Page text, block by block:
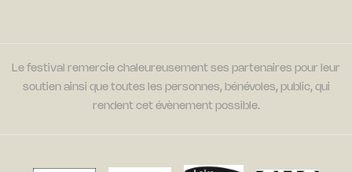
Le festival remercie chaleureusement ses partenaires pour leur
soutien ainsi que toutes les personnes, bénévoles, public, qui
rendent cet évènement possible.